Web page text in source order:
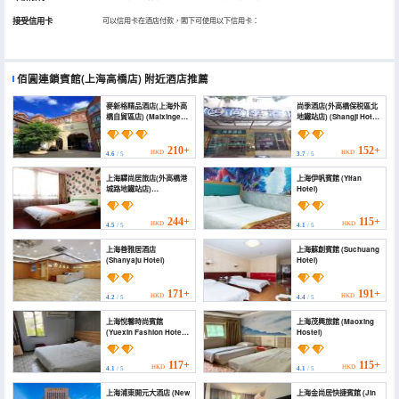
接受信用卡 可以信用卡在酒店付款，閣下可使用以下信用卡：
佰圓連鎖賓館(上海高橋店) 附近酒店推薦
麥新格精品酒店(上海外高
橋自貿區店) (Maixinge
(Shanghai Waigaoqiao
Free Trade Zone))
4.6 / 5 HKD 210+
尚季酒店(外高橋保税區北
地鐵站店) (Shangji Hotel
Area North Metro
Station Branch))
3.7/ 5 HKD 152+
上海驛尚居旅店(外高橋港
城路地鐵站店)
(Yishangju Hostel
(Shanghai Huashan
Road))
4.5 / 5 HKD 244+
上海伊帆賓館 (Yifan
Hotel)
4.1/ 5 HKD 115+
上海善雅居酒店
(Shanyaju Hotel)
4.2 / 5 HKD 171+
上海蘇創賓館 (Suchuang
Hotel)
4.4/ 5 HKD 191+
上海悅馨時尚賓館
(Yuexin Fashion Hotel
Shanghai)
4.1 / 5 HKD 117+
上海茂興旅館 (Maoxing
Hostel)
4.1/ 5 HKD 115+
上海浦東開元大酒店 (New
上海金尚居快捷賓館 (Jin